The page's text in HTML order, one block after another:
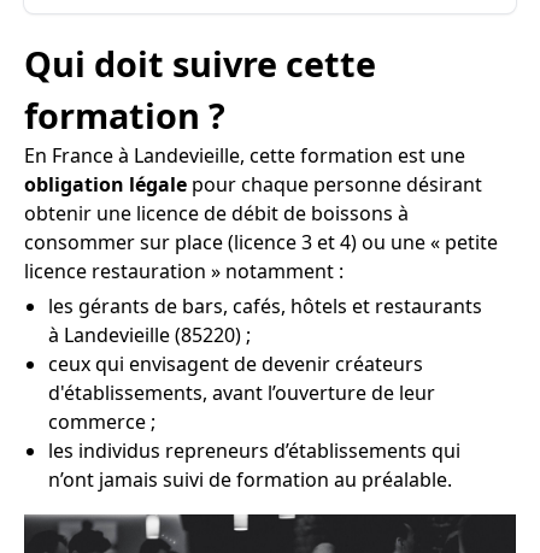
Qui doit suivre cette
formation ?
En France à Landevieille, cette formation est une
obligation légale pour chaque personne désirant
obtenir une licence de débit de boissons à
consommer sur place (licence 3 et 4) ou une « petite
licence restauration » notamment :
les gérants de bars, cafés, hôtels et restaurants
à Landevieille (85220) ;
ceux qui envisagent de devenir créateurs
d'établissements, avant l’ouverture de leur
commerce ;
les individus repreneurs d’établissements qui
n’ont jamais suivi de formation au préalable.